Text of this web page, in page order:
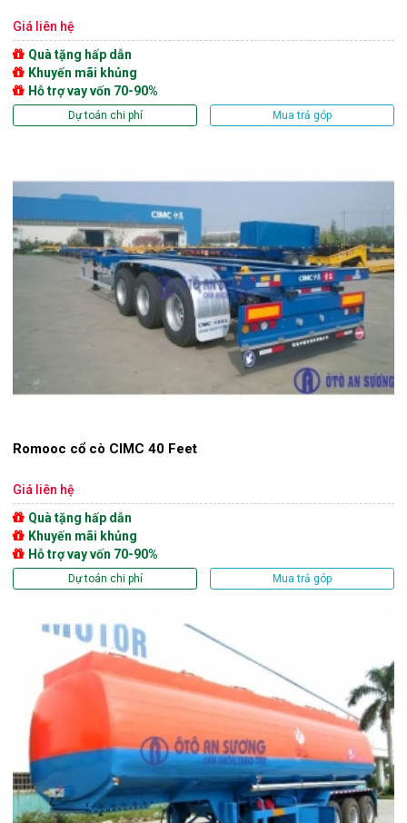
Giá liên hệ
Quà tặng hấp dẫn
Khuyến mãi khủng
Hỗ trợ vay vốn 70-90%
Dự toán chi phí Mua trả góp
Romooc cổ cò CIMC 40 Feet
Giá liên hệ
Quà tặng hấp dẫn
Khuyến mãi khủng
Hỗ trợ vay vốn 70-90%
Dự toán chi phí Mua trả góp